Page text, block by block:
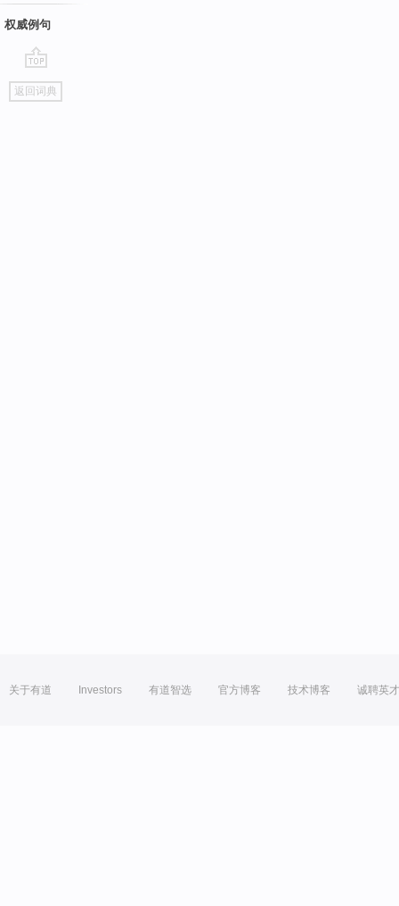
权威例句
go
top
返回词典
关于有道 Investors 有道智选 官方博客 技术博客 诚聘英才